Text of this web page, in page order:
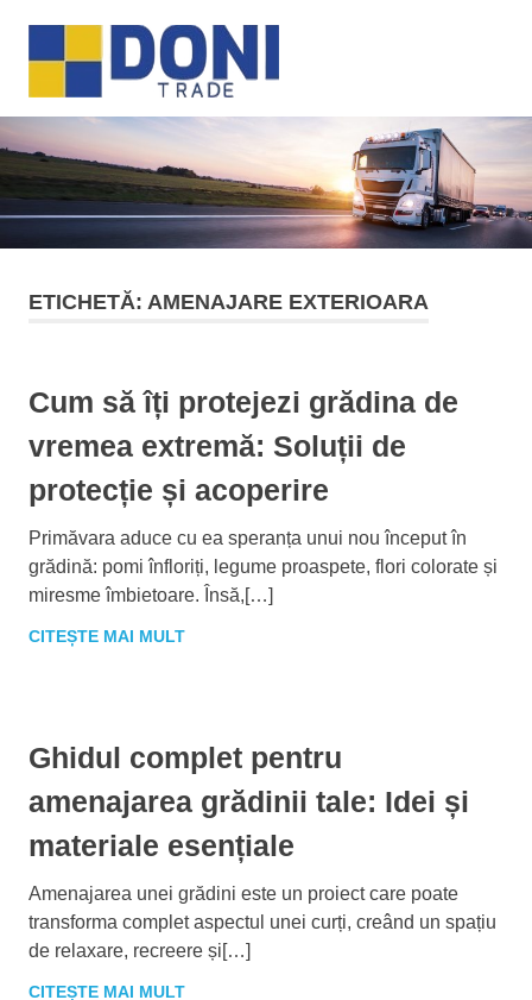
conținut
ETICHETĂ: AMENAJARE EXTERIOARA
Cum să îți protejezi grădina de
vremea extremă: Soluții de
protecție și acoperire
Primăvara aduce cu ea speranța unui nou început în
grădină: pomi înfloriți, legume proaspete, flori colorate și
miresme îmbietoare. Însă,[…]
CITEȘTE MAI MULT
Ghidul complet pentru
amenajarea grădinii tale: Idei și
materiale esențiale
Amenajarea unei grădini este un proiect care poate
transforma complet aspectul unei curți, creând un spațiu
de relaxare, recreere și[…]
CITEȘTE MAI MULT